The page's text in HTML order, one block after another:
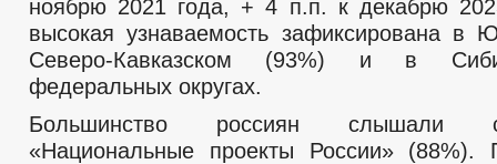
ноябрю 2021 года, + 4 п.п. к декабрю
высокая узнаваемость зафиксирована в
Северо-Кавказском (93%) и в
федеральных округах.
Большинство россиян слышали
«Национальные проекты России» (88%).